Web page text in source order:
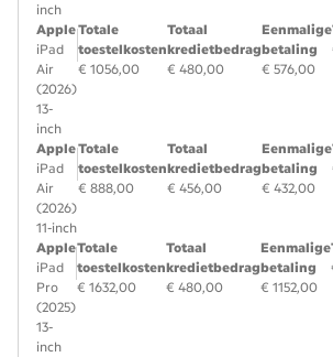
inch
Apple
iPad
Air
(2026)
13-
inch
Totale
toestelkosten
€ 1056,00
Totaal
kredietbedrag
€ 480,00
Eenmalige
betaling
€ 576,00
Apple
iPad
Air
(2026)
11-inch
Totale
toestelkosten
€ 888,00
Totaal
kredietbedrag
€ 456,00
Eenmalige
betaling
€ 432,00
Apple
iPad
Pro
(2025)
13-
inch
Totale
toestelkosten
€ 1632,00
Totaal
kredietbedrag
€ 480,00
Eenmalige
betaling
€ 1152,00